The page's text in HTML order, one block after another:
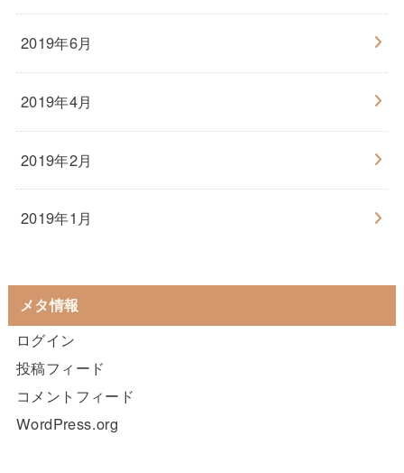
2019年6月
2019年4月
2019年2月
2019年1月
メタ情報
ログイン
投稿フィード
コメントフィード
WordPress.org